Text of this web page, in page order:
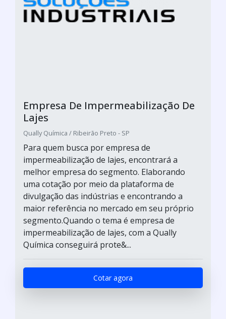
Empresa De Impermeabilização De
Lajes
Qually Química / Ribeirão Preto - SP
Para quem busca por empresa de
impermeabilização de lajes, encontrará a
melhor empresa do segmento. Elaborando
uma cotação por meio da plataforma de
divulgação das indústrias e encontrando a
maior referência no mercado em seu próprio
segmento.Quando o tema é empresa de
impermeabilização de lajes, com a Qually
Química conseguirá prote&...
Cotar agora